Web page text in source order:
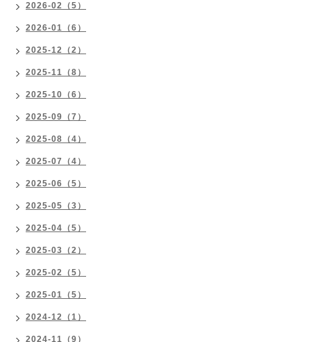
2026-02（5）
2026-01（6）
2025-12（2）
2025-11（8）
2025-10（6）
2025-09（7）
2025-08（4）
2025-07（4）
2025-06（5）
2025-05（3）
2025-04（5）
2025-03（2）
2025-02（5）
2025-01（5）
2024-12（1）
2024-11（9）